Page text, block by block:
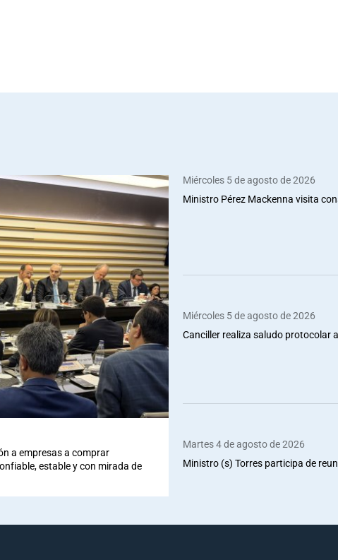
a empresas a comprar
estable y con mirada de
Miércoles 5 de agosto de 2026
Ministro Pérez Mackenna visita
Miércoles 5 de agosto de 2026
Canciller realiza saludo protocolar
Martes 4 de agosto de 2026
Ministro (s) Torres participa de